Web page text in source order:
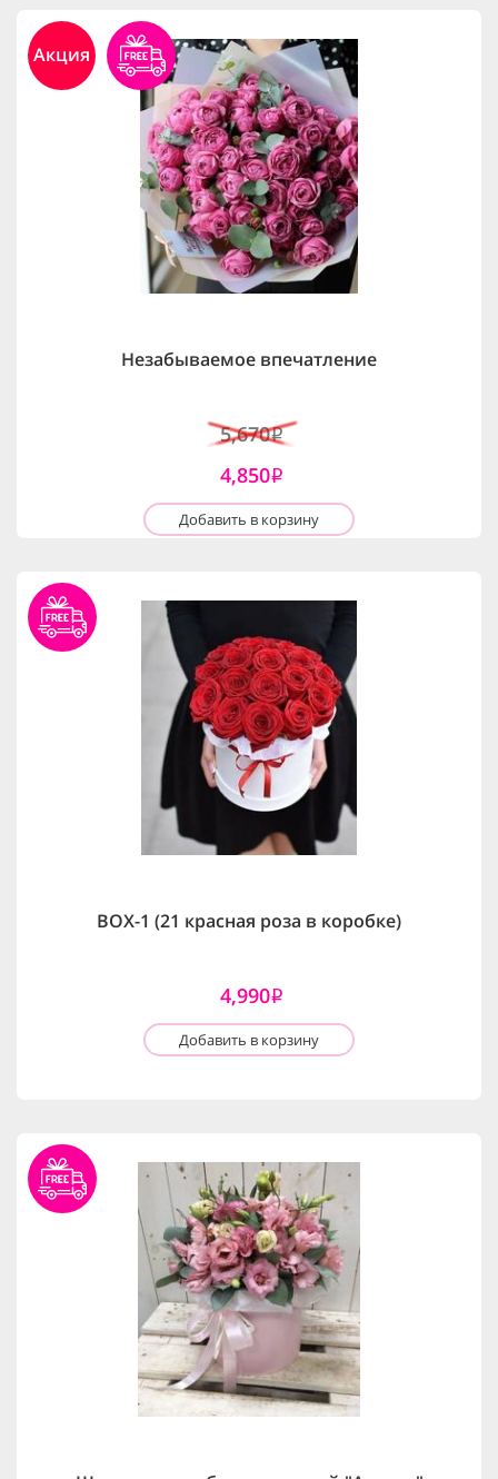
Акция
Незабываемое впечатление
5,670i
4,850i
Добавить в корзину
BOX-1 (21 красная роза в коробке)
4,990i
Добавить в корзину